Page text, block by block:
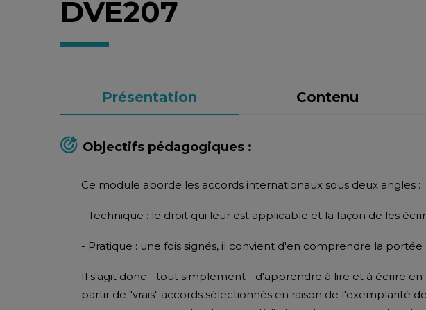
DVE207
Présentation Contenu
Objectifs pédagogiques :
Ce module aborde les accords internationaux sous deux angles :
- Technique : le droit qui leur est applicable et la façon de les
- Pratique : une fois signés, il convient d'en comprendre la portée
Il s'agit donc - tout simplement - d'apprendre à lire et à écrire
partir de "vrais" accords sélectionnés en raison de l'exemplarité